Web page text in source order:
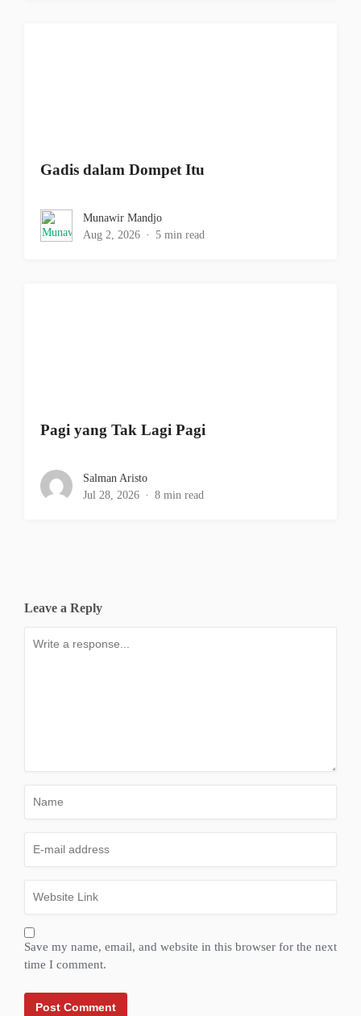
Gadis dalam Dompet Itu
Munawir Mandjo
Aug 2, 2026
5 min read
Pagi yang Tak Lagi Pagi
Salman Aristo
Jul 28, 2026
8 min read
Leave a Reply
Save my name, email, and website in this browser for the next
time I comment.